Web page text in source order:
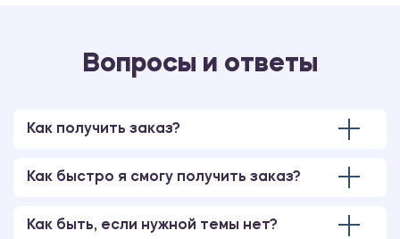
Вопросы и ответы
Как получить заказ?
Как быстро я смогу получить заказ?
Как быть, если нужной темы нет?